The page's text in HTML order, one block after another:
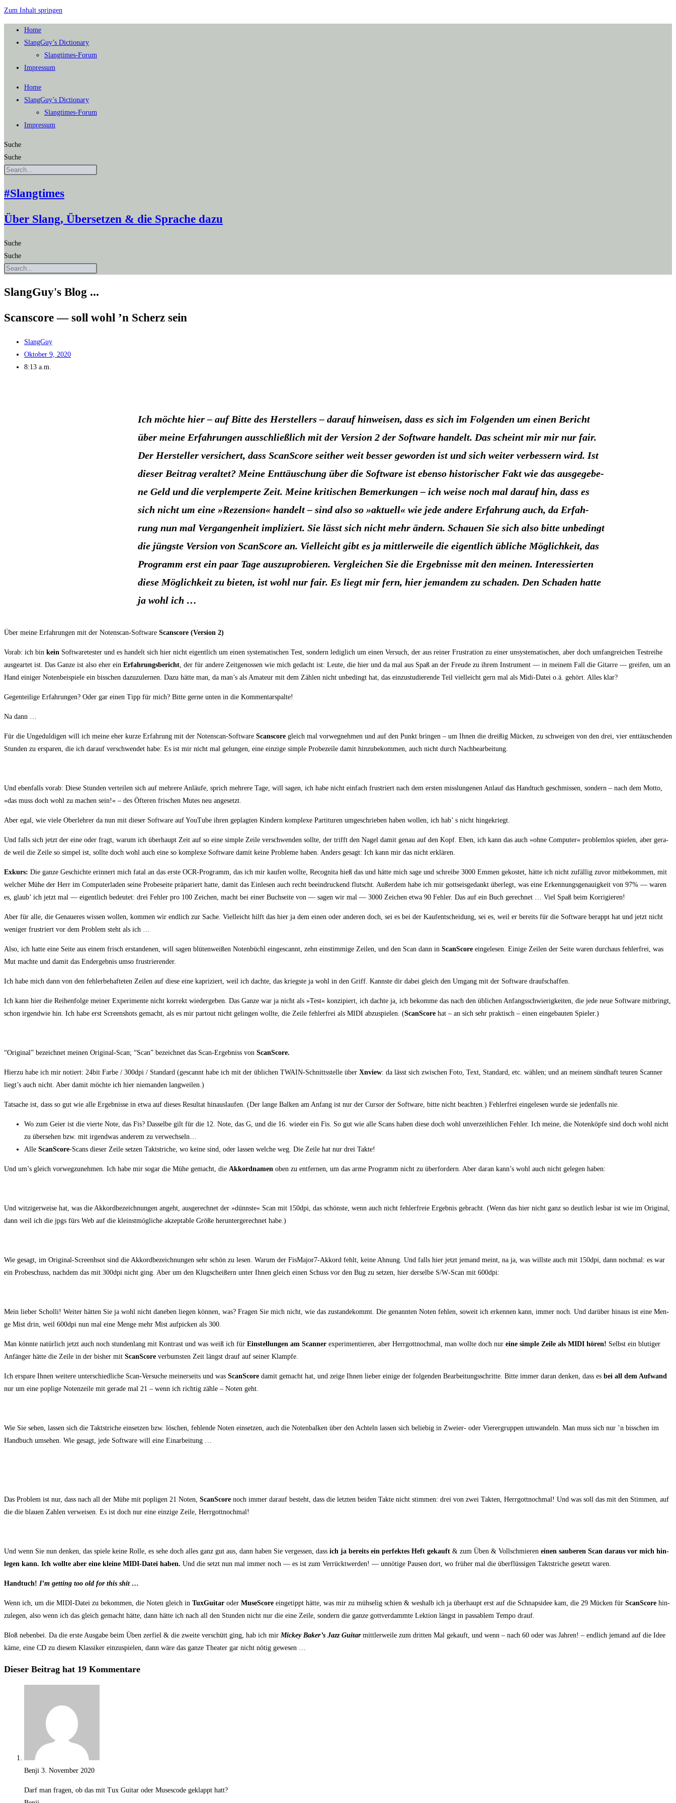
Zum Inhalt springen
Home
SlangGuy’s Dic­tion­a­ry
Slang­times-Forum
Impres­sum
Home
SlangGuy’s Dic­tion­a­ry
Slang­times-Forum
Impres­sum
Suche
Suche
#Slangtimes
Über Slang, Übersetzen & die Sprache dazu
Suche
Suche
SlangGuy's Blog ...
Scans­core — soll wohl ’n Scherz sein
SlangGuy
Oktober 9, 2020
8:13 a.m.
Ich möch­te hier – auf Bit­te des Her­stel­lers – dar­auf hin­wei­sen, dass es sich im Fol­gen­den um einen Bericht
über mei­ne Erfah­run­gen aus­schließ­lich mit der Ver­si­on 2 der Soft­ware han­delt. Das scheint mir mir nur fair.
Der Her­stel­ler ver­si­chert, dass ScanS­core seit­her weit bes­ser gewor­den ist und sich wei­ter ver­bes­sern wird. Ist
die­ser Bei­trag ver­al­tet? Mei­ne Ent­täu­schung über die Soft­ware ist eben­so his­to­ri­scher Fakt wie das aus­ge­ge­be­
ne Geld und die ver­plem­per­te Zeit. Mei­ne kri­ti­schen Bemer­kun­gen – ich wei­se noch mal dar­auf hin, dass es
sich nicht um eine »Rezen­si­on« han­delt – sind also so »aktu­ell« wie jede ande­re Erfah­rung auch, da Erfah­
rung nun mal Ver­gan­gen­heit impli­ziert. Sie lässt sich nicht mehr ändern. Schau­en Sie sich also bit­te unbe­dingt
die jüngs­te Ver­si­on von ScanS­core an. Viel­leicht gibt es ja mitt­ler­wei­le die eigent­lich übli­che Mög­lich­keit, das
Pro­gramm erst ein paar Tage aus­zu­pro­bie­ren. Ver­glei­chen Sie die Ergeb­nis­se mit den mei­nen. Inter­es­sier­ten
die­se Mög­lich­keit zu bie­ten, ist wohl nur fair. Es liegt mir fern, hier jeman­dem zu scha­den. Den Scha­den hat­te
ja wohl ich …
Über mei­ne Erfah­run­gen mit der Noten­scan-Soft­ware Scans­core (Ver­si­on 2)
Vor­ab: ich bin kein Soft­ware­tes­ter und es han­delt sich hier nicht eigent­lich um einen sys­te­ma­ti­schen Test, son­dern ledig­lich um einen Ver­such, der aus rei­ner Frus­tra­ti­on zu einer unsys­te­ma­ti­schen, aber doch umfang­rei­chen Test­rei­he
aus­ge­ar­tet ist. Das Gan­ze ist also eher ein Erfah­rungs­be­richt, der für ande­re Zeit­ge­nos­sen wie mich gedacht ist: Leu­te, die hier und da mal aus Spaß an der Freu­de zu ihrem Instru­ment — in mei­nem Fall die Gitar­re — grei­fen, um an
Hand eini­ger Noten­bei­spie­le ein biss­chen dazu­zu­ler­nen. Dazu hät­te man, da man’s als Ama­teur mit dem Zäh­len nicht unbe­dingt hat, das ein­zu­stu­die­ren­de Teil viel­leicht gern mal als Midi-Datei o.ä. gehört. Alles klar?
Gegen­tei­li­ge Erfah­run­gen? Oder gar einen Tipp für mich? Bit­te ger­ne unten in die Kommentarspalte!
Na dann …
Für die Unge­dul­di­gen will ich mei­ne eher kur­ze Erfah­rung mit der Noten­scan-Soft­ware Scans­core gleich mal vor­weg­neh­men und auf den Punkt brin­gen – um Ihnen die drei­ßig Mücken, zu schwei­gen von den drei, vier ent­täu­schen­den
Stun­den zu erspa­ren, die ich dar­auf ver­schwen­det habe: Es ist mir nicht mal gelun­gen, eine ein­zi­ge simp­le Pro­be­zei­le damit hin­zu­be­kom­men, auch nicht durch Nachbearbeitung.
Und eben­falls vor­ab: Die­se Stun­den ver­tei­len sich auf meh­re­re Anläu­fe, sprich meh­re­re Tage, will sagen, ich habe nicht ein­fach frus­triert nach dem ers­ten miss­lun­ge­nen Anlauf das Hand­tuch geschmis­sen, son­dern – nach dem Mot­to,
»das muss doch wohl zu machen sein!« – des Öfte­ren fri­schen Mutes neu angesetzt.
Aber egal, wie vie­le Ober­leh­rer da nun mit die­ser Soft­ware auf You­Tube ihren geplag­ten Kin­dern kom­ple­xe Par­ti­tu­ren umge­schrie­ben haben wol­len, ich hab’ s nicht hingekriegt.
Und falls sich jetzt der eine oder fragt, war­um ich über­haupt Zeit auf so eine simp­le Zei­le ver­schwen­den soll­te, der trifft den Nagel damit genau auf den Kopf. Eben, ich kann das auch »ohne Com­pu­ter« pro­blem­los spie­len, aber gera­
de weil die Zei­le so sim­pel ist, soll­te doch wohl auch eine so kom­ple­xe Soft­ware damit kei­ne Pro­ble­me haben. Anders gesagt: Ich kann mir das nicht erklären.
Exkurs: Die gan­ze Geschich­te erin­nert mich fatal an das ers­te OCR-Pro­gramm, das ich mir kau­fen woll­te, Reco­gni­ta hieß das und hät­te mich sage und schrei­be 3000 Emmen gekos­tet, hät­te ich nicht zufäl­lig zuvor mit­be­kom­men, mit
wel­cher Mühe der Herr im Com­pu­ter­la­den sei­ne Pro­be­sei­te prä­pa­riert hat­te, damit das Ein­le­sen auch recht beein­dru­ckend flutscht. Außer­dem habe ich mir gotts­eis­ge­dankt über­legt, was eine Erken­nungs­ge­nau­ig­keit von 97% — waren
es, glaub’ ich jetzt mal — eigent­lich bedeu­tet: drei Feh­ler pro 100 Zei­chen, macht bei einer Buch­sei­te von — sagen wir mal — 3000 Zei­chen etwa 90 Feh­ler. Das auf ein Buch gerech­net … Viel Spaß beim Korrigieren!
Aber für alle, die Genaue­res wis­sen wol­len, kom­men wir end­lich zur Sache. Viel­leicht hilft das hier ja dem einen oder ande­ren doch, sei es bei der Kauf­ent­schei­dung, sei es, weil er bereits für die Soft­ware berappt hat und jetzt nicht
weni­ger frus­triert vor dem Pro­blem steht als ich …
Also, ich hat­te eine Sei­te aus einem frisch erstan­de­nen, will sagen blü­ten­wei­ßen Noten­büchl ein­ge­scannt, zehn ein­stim­mi­ge Zei­len, und den Scan dann in ScanS­core ein­ge­le­sen. Eini­ge Zei­len der Sei­te waren durch­aus feh­ler­frei, was
Mut mach­te und damit das End­ergeb­nis umso frustrierender.
Ich habe mich dann von den feh­ler­be­haf­te­ten Zei­len auf die­se eine kapri­ziert, weil ich dach­te, das kriegs­te ja wohl in den Griff. Kanns­te dir dabei gleich den Umgang mit der Soft­ware draufschaffen.
Ich kann hier die Rei­hen­fol­ge mei­ner Expe­ri­men­te nicht kor­rekt wie­der­ge­ben. Das Gan­ze war ja nicht als »Test« kon­zi­piert, ich dach­te ja, ich bekom­me das nach den übli­chen Anfangs­schwie­rig­kei­ten, die jede neue Soft­ware mit­bringt,
schon irgend­wie hin. Ich habe erst Screen­shots gemacht, als es mir par­tout nicht gelin­gen woll­te, die Zei­le feh­ler­frei als MIDI abzu­spie­len. (ScanS­core hat – an sich sehr prak­tisch – einen ein­ge­bau­ten Spieler.)
“Ori­gi­nal” bezeich­net mei­nen Ori­gi­nal-Scan; “Scan” bezeich­net das Scan-Ergeb­niss von ScanS­core.
Hier­zu habe ich mir notiert: 24bit Far­be / 300dpi / Stan­dard (gescannt habe ich mit der übli­chen TWA­IN-Schnitts­stel­le über Xnview: da lässt sich zwi­schen Foto, Text, Stan­dard, etc. wäh­len; und an mei­nem sünd­haft teu­ren Scan­ner
liegt’s auch nicht. Aber damit möch­te ich hier nie­man­den langweilen.)
Tat­sa­che ist, dass so gut wie alle Ergeb­nis­se in etwa auf die­ses Resul­tat hin­aus­lau­fen. (Der lan­ge Bal­ken am Anfang ist nur der Cur­sor der Soft­ware, bit­te nicht beach­ten.) Feh­ler­frei ein­ge­le­sen wur­de sie jeden­falls nie.
Wo zum Gei­er ist die vier­te Note, das Fis? Das­sel­be gilt für die 12. Note, das G, und die 16. wie­der ein Fis. So gut wie alle Scans haben die­se doch wohl unver­zeih­li­chen Feh­ler. Ich mei­ne, die Noten­köp­fe sind doch wohl nicht
zu über­se­hen bzw. mit irgend­was ande­rem zu verwechseln…
Alle ScanS­core-Scans die­ser Zei­le set­zen Takt­stri­che, wo kei­ne sind, oder las­sen wel­che weg. Die Zei­le hat nur drei Takte!
Und um’s gleich vor­weg­zu­neh­men. Ich habe mir sogar die Mühe gemacht, die Akkord­na­men oben zu ent­fer­nen, um das arme Pro­gramm nicht zu über­for­dern. Aber dar­an kann’s wohl auch nicht gele­gen haben:
Und wit­zi­ger­wei­se hat, was die Akkord­be­zeich­nun­gen angeht, aus­ge­rech­net der »dünns­te« Scan mit 150dpi, das schöns­te, wenn auch nicht feh­ler­freie Ergeb­nis gebracht. (Wenn das hier nicht ganz so deut­lich les­bar ist wie im Ori­gi­nal,
dann weil ich die jpgs fürs Web auf die kleinst­mög­li­che akzep­ta­ble Grö­ße her­un­ter­ge­rech­net habe.)
Wie gesagt, im Ori­gi­nal-Screenhsot sind die Akkord­be­zeich­nun­gen sehr schön zu lesen. War­um der Fis­Ma­jor7-Akkord fehlt, kei­ne Ahnung. Und falls hier jetzt jemand meint, na ja, was wills­te auch mit 150dpi, dann noch­mal: es war
ein Pro­be­schuss, nach­dem das mit 300dpi nicht ging. Aber um den Klug­schei­ßern unter Ihnen gleich einen Schuss vor den Bug zu set­zen, hier der­sel­be S/W‑Scan mit 600dpi:
Mein lie­ber Schol­li! Wei­ter hät­ten Sie ja wohl nicht dane­ben lie­gen kön­nen, was? Fra­gen Sie mich nicht, wie das zustan­de­kommt. Die genann­ten Noten feh­len, soweit ich erken­nen kann, immer noch. Und dar­über hin­aus ist eine Men­
ge Mist drin, weil 600dpi nun mal eine Men­ge mehr Mist auf­pi­cken als 300.
Man könn­te natür­lich jetzt auch noch stun­den­lang mit Kon­trast und was weiß ich für Ein­stel­lun­gen am Scan­ner expe­ri­men­tie­ren, aber Herr­gott­noch­mal, man woll­te doch nur eine simp­le Zei­le als MIDI hören! Selbst ein blu­ti­ger
Anfän­ger hät­te die Zei­le in der bis­her mit ScanS­core ver­bums­ten Zeit längst drauf auf sei­ner Klampfe.
Ich erspa­re Ihnen wei­te­re unter­schied­li­che Scan-Ver­su­che mei­ner­seits und was ScanS­core damit gemacht hat, und zei­ge Ihnen lie­ber eini­ge der fol­gen­den Bear­bei­tungs­schrit­te. Bit­te immer dar­an den­ken, dass es bei all dem Auf­wand
nur um eine pop­li­ge Noten­zei­le mit gera­de mal 21 – wenn ich rich­tig zäh­le – Noten geht.
Wie Sie sehen, las­sen sich die Takt­stri­che ein­set­zen bzw. löschen, feh­len­de Noten ein­set­zen, auch die Noten­bal­ken über den Ach­teln las­sen sich belie­big in Zwei­er- oder Vie­rer­grup­pen umwan­deln. Man muss sich nur ’n biss­chen im
Hand­buch umse­hen. Wie gesagt, jede Soft­ware will eine Einarbeitung …
Das Pro­blem ist nur, dass nach all der Mühe mit pop­li­gen 21 Noten, ScanS­core noch immer dar­auf besteht, dass die letz­ten bei­den Tak­te nicht stim­men: drei von zwei Tak­ten, Herr­gott­noch­mal! Und was soll das mit den Stim­men, auf
die die blau­en Zah­len ver­wei­sen. Es ist doch nur eine ein­zi­ge Zei­le, Herrgottnochmal!
Und wenn Sie nun den­ken, das spie­le kei­ne Rol­le, es sehe doch alles ganz gut aus, dann haben Sie ver­ges­sen, dass ich ja bereits ein per­fek­tes Heft gekauft & zum Üben & Voll­schmie­ren einen sau­be­ren Scan dar­aus vor mich hin­
le­gen kann. Ich woll­te aber eine klei­ne MIDI-Datei haben. Und die setzt nun mal immer noch — es ist zum Ver­rückt­wer­den! — unnö­ti­ge Pau­sen dort, wo frü­her mal die über­flüs­si­gen Takt­stri­che gesetzt waren.
Hand­tuch! I’m get­ting too old for this shit …
Wenn ich, um die MIDI-Datei zu bekom­men, die Noten gleich in Tux­Gui­tar oder MuseS­core ein­ge­tippt hät­te, was mir zu müh­se­lig schien & wes­halb ich ja über­haupt erst auf die Schnaps­idee kam, die 29 Mücken für ScanS­core hin­
zu­le­gen, also wenn ich das gleich gemacht hät­te, dann hät­te ich nach all den Stun­den nicht nur die eine Zei­le, son­dern die gan­ze gott­ver­damm­te Lek­ti­on längst in pas­sa­blem Tem­po drauf.
Bloß neben­bei. Da die ers­te Aus­ga­be beim Üben zer­fiel & die zwei­te ver­schütt ging, hab ich mir Mickey Baker’s Jazz Gui­tarmitt­ler­wei­le zum drit­ten Mal gekauft, und wenn – nach 60 oder was Jah­ren! – end­lich jemand auf die Idee
käme, eine CD zu die­sem Klas­si­ker ein­zu­spie­len, dann wäre das gan­ze Thea­ter gar nicht nötig gewesen …
Dieser Beitrag hat 19 Kommentare
Benji 3. November 2020
Darf man fra­gen, ob das mit Tux Gui­tar oder Muses­code geklappt hatt?